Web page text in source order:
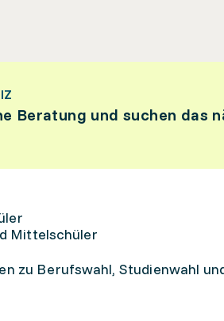
Beratung und suchen das
Mittelschüler
zu Berufswahl, Studienwahl